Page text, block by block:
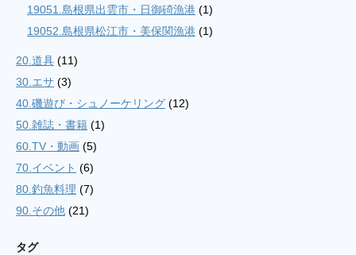
19051.島根県出雲市・日御碕漁港 (1)
19052.島根県松江市・美保関漁港 (1)
20.道具 (11)
30.エサ (3)
40.磯遊び・シュノーケリング (12)
50.雑誌・書籍 (1)
60.TV・動画 (5)
70.イベント (6)
80.釣魚料理 (7)
90.その他 (21)
タグ